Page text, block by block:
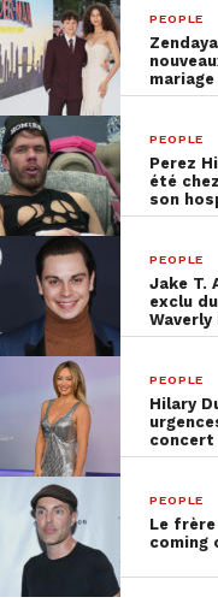
PEOPLE
mariage
PEOPLE
Perez
été
son
PEOPLE
Jake T.
exclu
Waverly
PEOPLE
Hilary
concert
PEOPLE
Le frère
coming